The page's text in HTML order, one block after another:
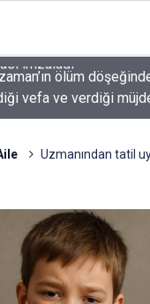
ölüm
vefa ve verdiği
Uzmanından tatil